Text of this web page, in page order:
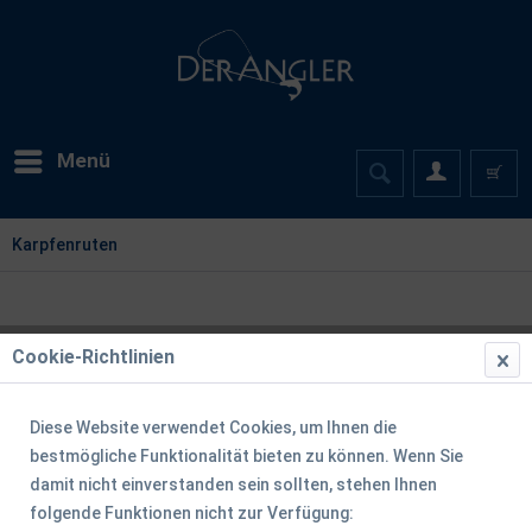
Menü
Karpfenruten
Cookie-Richtlinien
Diese Website verwendet Cookies, um Ihnen die
bestmögliche Funktionalität bieten zu können. Wenn Sie
damit nicht einverstanden sein sollten, stehen Ihnen
folgende Funktionen nicht zur Verfügung: